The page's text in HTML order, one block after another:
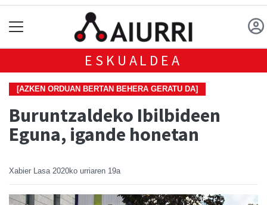
ESKUALDEA
[AZKEN ORDUAN BERTAN BEHERA GERATU DA]
Buruntzaldeko Ibilbideen
Eguna, igande honetan
Xabier Lasa 2020ko urriaren 19a